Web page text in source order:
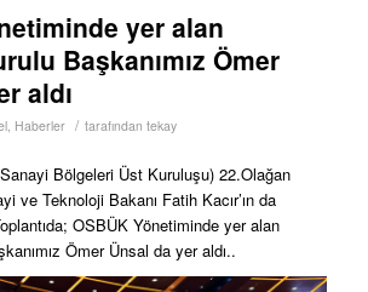
yer alan
Başkanımız Ömer
aldı
, Haberler / tarafından tekay
Bölgeleri Üst Kuruluşu) 22.Olağan
ve Teknoloji Bakanı Fatih Kacır’ın da
OSBÜK Yönetiminde yer alan
Ömer Ünsal da yer aldı..